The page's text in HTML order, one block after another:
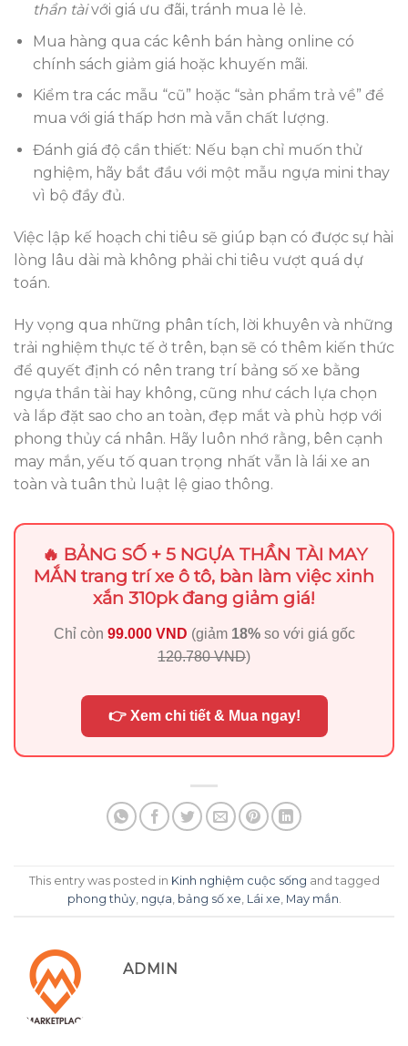
thần tàivới giá ưu đãi, tránh mua lẻ lẻ.
Mua hàng qua các kênh bán hàng online có
chính sách giảm giá hoặc khuyến mãi.
Kiểm tra các mẫu “cũ” hoặc “sản phẩm trả về” để
mua với giá thấp hơn mà vẫn chất lượng.
Đánh giá độ cần thiết: Nếu bạn chỉ muốn thử
nghiệm, hãy bắt đầu với một mẫu ngựa mini thay
vì bộ đầy đủ.
Việc lập kế hoạch chi tiêu sẽ giúp bạn có được sự hài
lòng lâu dài mà không phải chi tiêu vượt quá dự
toán.
Hy vọng qua những phân tích, lời khuyên và những
trải nghiệm thực tế ở trên, bạn sẽ có thêm kiến thức
để quyết định có nên trang trí bảng số xe bằng
ngựa thần tài hay không, cũng như cách lựa chọn
và lắp đặt sao cho an toàn, đẹp mắt và phù hợp với
phong thủy cá nhân. Hãy luôn nhớ rằng, bên cạnh
may mắn, yếu tố quan trọng nhất vẫn là lái xe an
toàn và tuân thủ luật lệ giao thông.
🔥 BẢNG SỐ + 5 NGỰA THẦN TÀI MAY
MẮN trang trí xe ô tô, bàn làm việc xinh
xắn 310pk đang giảm giá!
Chỉ còn 99.000 VND (giảm 18%so với giá gốc
120.780 VND)
👉 Xem chi tiết & Mua ngay!
This entry was posted in Kinh nghiệm cuộc sống and tagged
phong thủy, ngựa, bảng số xe, Lái xe, May mắn.
ADMIN